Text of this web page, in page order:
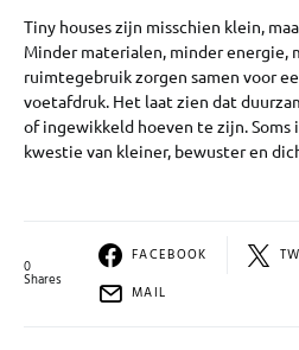
Tiny houses zijn misschien klein,
Minder materialen, minder energie,
ruimtegebruik zorgen samen voor
voetafdruk. Het laat zien dat
of ingewikkeld hoeven te zijn. Soms
kwestie van kleiner, bewuster en
0
Shares
FACEBOOK
MAIL